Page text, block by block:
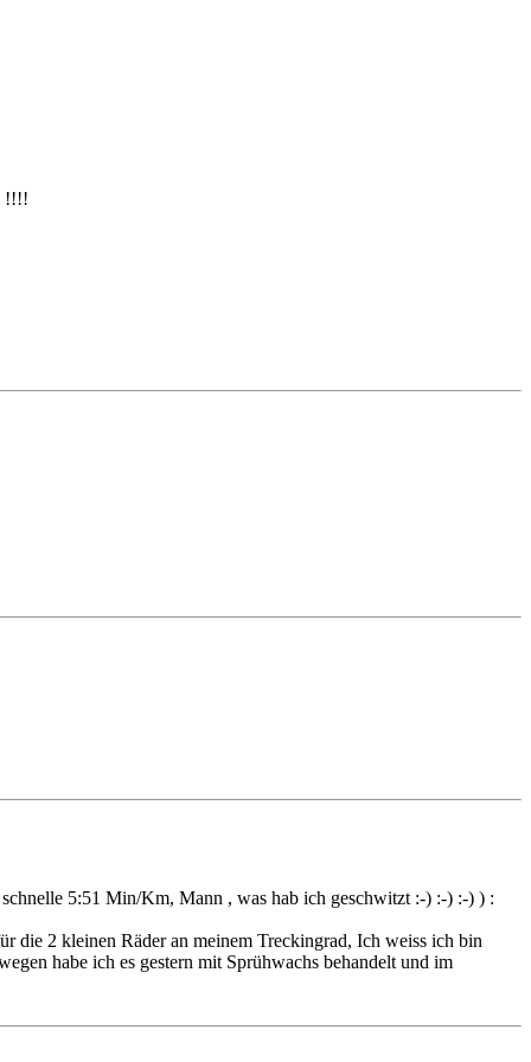
!!!!
5:51 Min/Km, Mann , was hab ich geschwitzt :-) :-) :-) ) :
die 2 kleinen Räder an meinem Treckingrad, Ich weiss ich bin
habe ich es gestern mit Sprühwachs behandelt und im